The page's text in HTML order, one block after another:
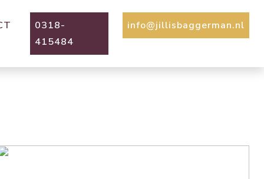
0318-
415484
info@jillisbaggerman.nl